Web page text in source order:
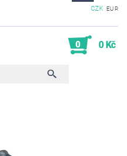
CZK EUR
0 0 Kč